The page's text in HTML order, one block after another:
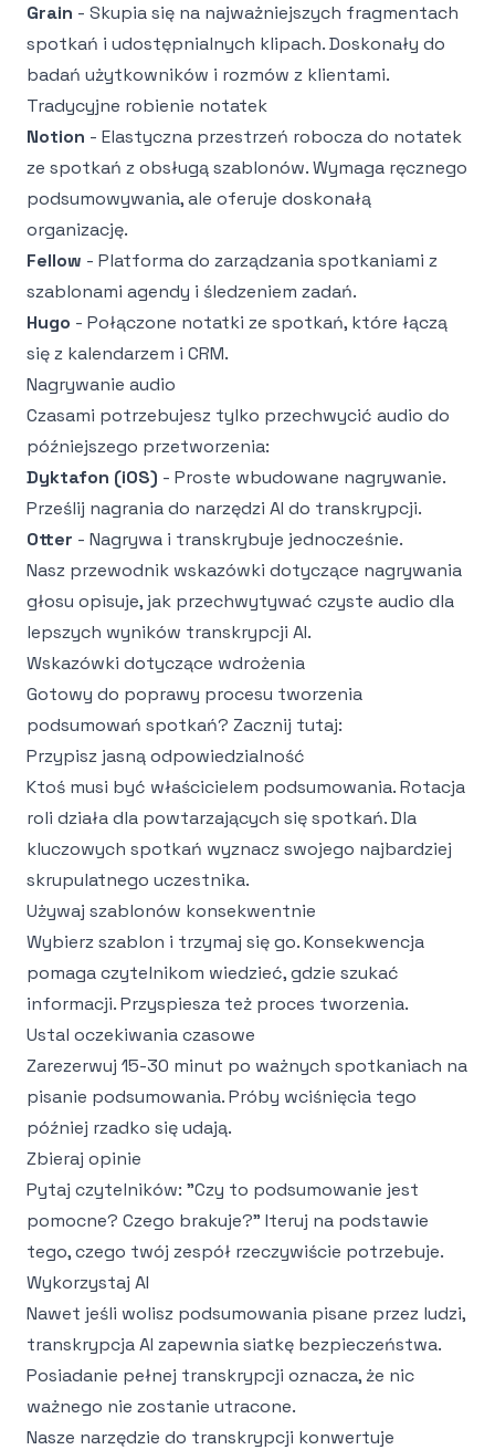
Grain - Skupia się na najważniejszych fragmentach
spotkań i udostępnialnych klipach. Doskonały do
badań użytkowników i rozmów z klientami.
Tradycyjne robienie notatek
Notion - Elastyczna przestrzeń robocza do notatek
ze spotkań z obsługą szablonów. Wymaga ręcznego
podsumowywania, ale oferuje doskonałą
organizację.
Fellow - Platforma do zarządzania spotkaniami z
szablonami agendy i śledzeniem zadań.
Hugo - Połączone notatki ze spotkań, które łączą
się z kalendarzem i CRM.
Nagrywanie audio
Czasami potrzebujesz tylko przechwycić audio do
późniejszego przetworzenia:
Dyktafon (iOS) - Proste wbudowane nagrywanie.
Prześlij nagrania do narzędzi AI do transkrypcji.
Otter - Nagrywa i transkrybuje jednocześnie.
Nasz przewodnik wskazówki dotyczące nagrywania
głosu opisuje, jak przechwytywać czyste audio dla
lepszych wyników transkrypcji AI.
Wskazówki dotyczące wdrożenia
Gotowy do poprawy procesu tworzenia
podsumowań spotkań? Zacznij tutaj:
Przypisz jasną odpowiedzialność
Ktoś musi być właścicielem podsumowania. Rotacja
roli działa dla powtarzających się spotkań. Dla
kluczowych spotkań wyznacz swojego najbardziej
skrupulatnego uczestnika.
Używaj szablonów konsekwentnie
Wybierz szablon i trzymaj się go. Konsekwencja
pomaga czytelnikom wiedzieć, gdzie szukać
informacji. Przyspiesza też proces tworzenia.
Ustal oczekiwania czasowe
Zarezerwuj 15-30 minut po ważnych spotkaniach na
pisanie podsumowania. Próby wciśnięcia tego
później rzadko się udają.
Zbieraj opinie
Pytaj czytelników: "Czy to podsumowanie jest
pomocne? Czego brakuje?" Iteruj na podstawie
tego, czego twój zespół rzeczywiście potrzebuje.
Wykorzystaj AI
Nawet jeśli wolisz podsumowania pisane przez ludzi,
transkrypcja AI zapewnia siatkę bezpieczeństwa.
Posiadanie pełnej transkrypcji oznacza, że nic
ważnego nie zostanie utracone.
Nasze narzędzie do transkrypcji konwertuje